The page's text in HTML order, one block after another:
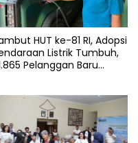
HUT ke-81 RI, Adopsi
Listrik Tumbuh,
Pelanggan Baru